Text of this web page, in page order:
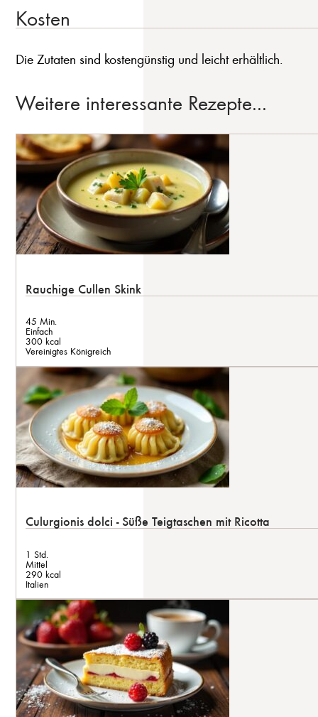
Kosten
Die Zutaten sind kostengünstig und leicht erhältlich.
Weitere interessante Rezepte...
Rauchige Cullen Skink
45 Min.
Einfach
300 kcal
Vereinigtes Königreich
Culurgionis dolci - Süße Teigtaschen mit Ricotta
1 Std.
Mittel
290 kcal
Italien